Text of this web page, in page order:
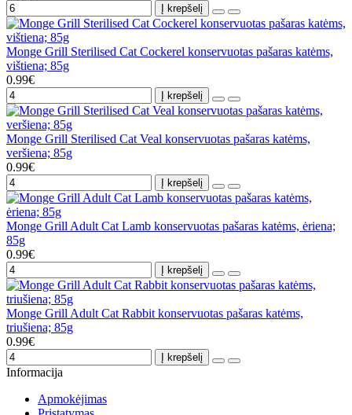
Į krepšelį
Monge Grill Sterilised Cat Cockerel konservuotas pašaras katėms,
vištiena; 85g
0.99€
Į krepšelį
Monge Grill Sterilised Cat Veal konservuotas pašaras katėms,
veršiena; 85g
0.99€
Į krepšelį
Monge Grill Adult Cat Lamb konservuotas pašaras katėms, ėriena;
85g
0.99€
Į krepšelį
Monge Grill Adult Cat Rabbit konservuotas pašaras katėms,
triušiena; 85g
0.99€
Į krepšelį
Informacija
Apmokėjimas